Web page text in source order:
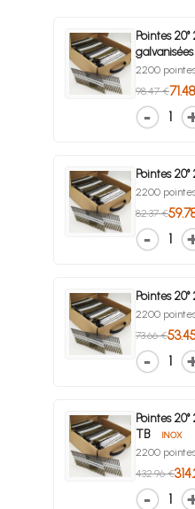
Pointes
galvanisées
2200
98.47 €
1
Pointes
2200
82.37 €
1
Pointes 20°
2200
73.66 €
1
Pointes
TB
INOX
2200
432.96 €
1